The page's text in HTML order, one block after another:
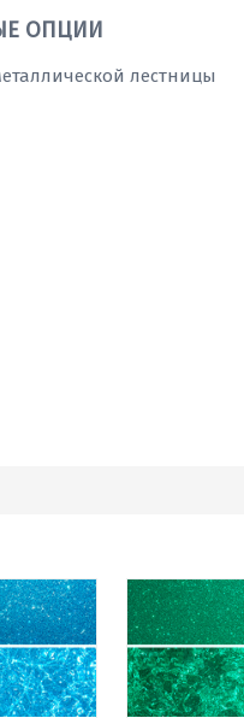
ОПЦИИ
лестницы